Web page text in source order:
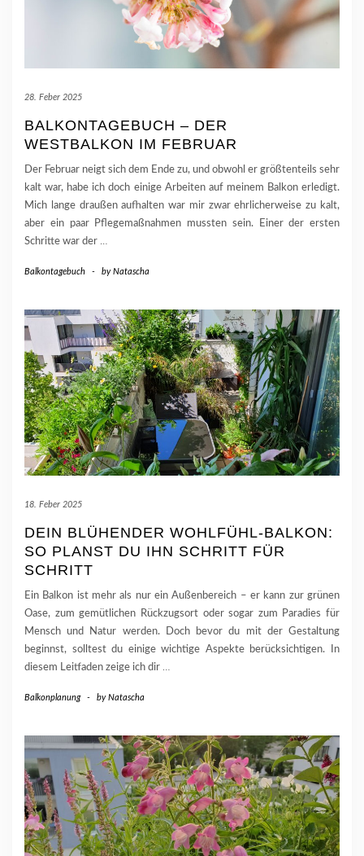
28. Feber 2025
BALKONTAGEBUCH – DER
WESTBALKON IM FEBRUAR
Der Februar neigt sich dem Ende zu, und obwohl er größtenteils sehr
kalt war, habe ich doch einige Arbeiten auf meinem Balkon erledigt.
Mich lange draußen aufhalten war mir zwar ehrlicherweise zu kalt,
aber ein paar Pflegemaßnahmen mussten sein. Einer der ersten
Schritte war der …
Balkontagebuch - byNatascha
18. Feber 2025
DEIN BLÜHENDER WOHLFÜHL-BALKON:
SO PLANST DU IHN SCHRITT FÜR
SCHRITT
Ein Balkon ist mehr als nur ein Außenbereich – er kann zur grünen
Oase, zum gemütlichen Rückzugsort oder sogar zum Paradies für
Mensch und Natur werden. Doch bevor du mit der Gestaltung
beginnst, solltest du einige wichtige Aspekte berücksichtigen. In
diesem Leitfaden zeige ich dir …
Balkonplanung - byNatascha